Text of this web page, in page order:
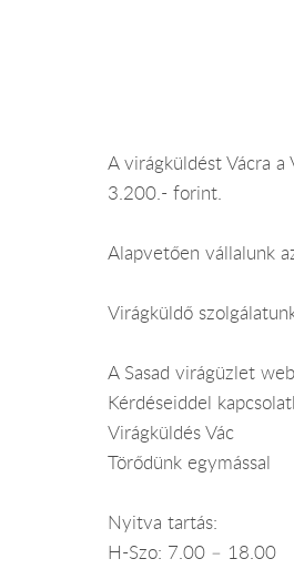
A virágküldést Vácra
3.200.- forint.
Alapvetően vállalunk
Virágküldő
A Sasad virágüzlet
Kérdéseiddel
Virágküldés Vác
Törődünk egymással
Nyitva tartás:
H-Szo: 7.00 – 18.00